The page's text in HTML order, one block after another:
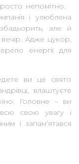
непомітно.
і улюблена
але й
Адже цукор,
енергії для
ви це свято
влаштуєте
Головне – ви
свою увагу і
і запам’ятався